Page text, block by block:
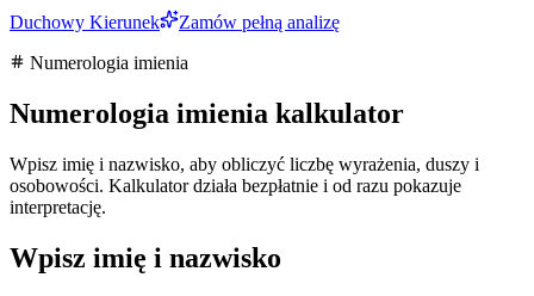
Duchowy Kierunek
Zamów pełną analizę
Numerologia imienia
Numerologia imienia kalkulator
Wpisz imię i nazwisko, aby obliczyć liczbę wyrażenia, duszy i
osobowości. Kalkulator działa bezpłatnie i od razu pokazuje
interpretację.
Wpisz imię i nazwisko